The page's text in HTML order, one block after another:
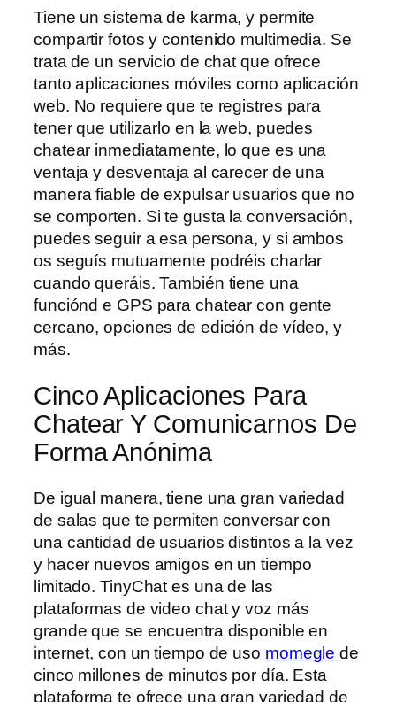
Tiene un sistema de karma, y permite
compartir fotos y contenido multimedia. Se
trata de un servicio de chat que ofrece
tanto aplicaciones móviles como aplicación
web. No requiere que te registres para
tener que utilizarlo en la web, puedes
chatear inmediatamente, lo que es una
ventaja y desventaja al carecer de una
manera fiable de expulsar usuarios que no
se comporten. Si te gusta la conversación,
puedes seguir a esa persona, y si ambos
os seguís mutuamente podréis charlar
cuando queráis. También tiene una
funciónd e GPS para chatear con gente
cercano, opciones de edición de vídeo, y
más.
Cinco Aplicaciones Para
Chatear Y Comunicarnos De
Forma Anónima
De igual manera, tiene una gran variedad
de salas que te permiten conversar con
una cantidad de usuarios distintos a la vez
y hacer nuevos amigos en un tiempo
limitado. TinyChat es una de las
plataformas de video chat y voz más
grande que se encuentra disponible en
internet, con un tiempo de uso momegle de
cinco millones de minutos por día. Esta
plataforma te ofrece una gran variedad de